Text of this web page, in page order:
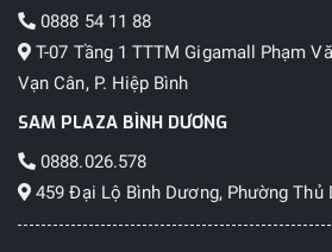
0888 54 11 88
T-07 Tầng 1 TTTM Gigamall Phạm
Vạn Cân, P. Hiệp Bình
SAM PLAZA BÌNH DƯƠNG
0888.026.578
459 Đại Lộ Bình Dương, Phường Thủ